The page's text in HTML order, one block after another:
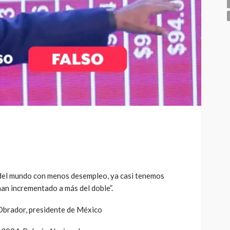
mundo con menos desempleo, ya casi tenemos
incrementado a más del doble”.
presidente de México